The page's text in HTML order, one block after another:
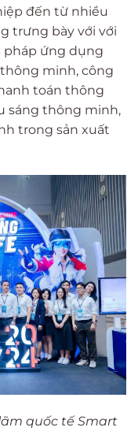
đến từ nhiều
trưng bày với với
pháp ứng dụng
minh, công
toán thông
sáng thông minh,
trong sản xuất
quốc tế Smart